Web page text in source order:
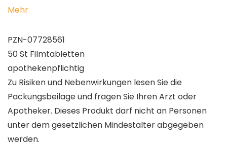
Mehr
PZN-07728561
50 St Filmtabletten
apothekenpflichtig
Zu Risiken und Nebenwirkungen lesen Sie die
Packungsbeilage und fragen Sie Ihren Arzt oder
Apotheker. Dieses Produkt darf nicht an Personen
unter dem gesetzlichen Mindestalter abgegeben
werden.